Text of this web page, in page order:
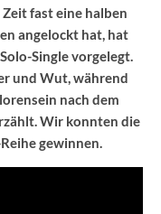
fast eine halben
angelockt hat, hat
Single vorgelegt.
und Wut, während
nach dem
Wir konnten die
gewinnen.